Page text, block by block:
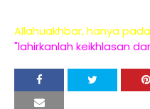
Allahuakhbar, hanya
"lahirkanlah keikhlasan